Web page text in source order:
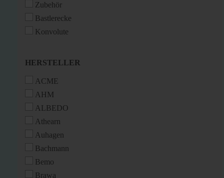
Zubehör
Bastlerecke
Konvolute
HERSTELLER
HERSTELLER
ACME
AHM
ALBEDO
Athearn
Auhagen
Bachmann
Bemo
Brawa